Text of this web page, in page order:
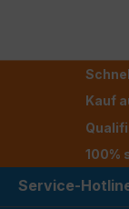
Kauf
100%
Service-